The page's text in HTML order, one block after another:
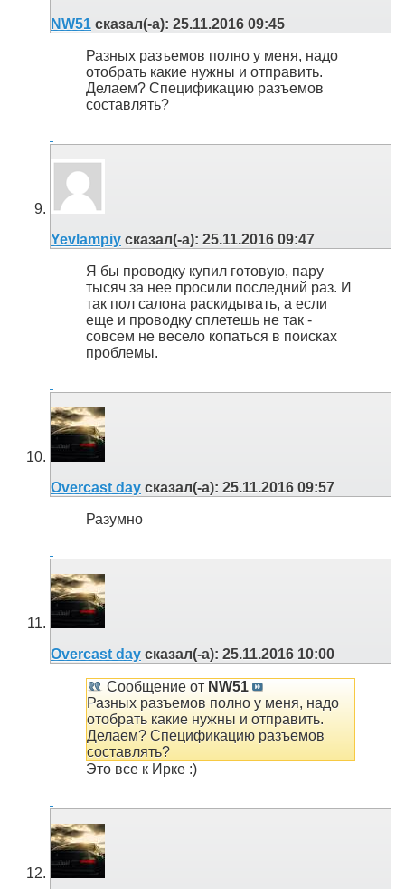
NW51 сказал(-а): 25.11.2016 09:45
Разных разъемов полно у меня, надо
отобрать какие нужны и отправить.
Делаем? Спецификацию разъемов
составлять?
Yevlampiy сказал(-а): 25.11.2016 09:47
Я бы проводку купил готовую, пару
тысяч за нее просили последний раз. И
так пол салона раскидывать, а если
еще и проводку сплетешь не так -
совсем не весело копаться в поисках
проблемы.
Overcast day сказал(-а): 25.11.2016 09:57
Разумно
Overcast day сказал(-а): 25.11.2016 10:00
Сообщение от NW51
Разных разъемов полно у меня, надо
отобрать какие нужны и отправить.
Делаем? Спецификацию разъемов
составлять?
Это все к Ирке :)